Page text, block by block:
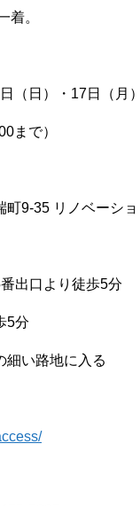
着。
（日）・17日（月
まで）
町9-35 リノベーシ
出口より徒歩5分
5分
細い路地に入る